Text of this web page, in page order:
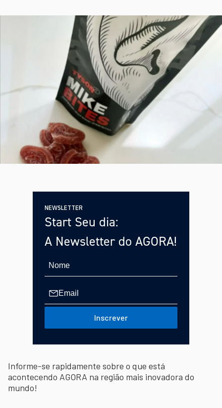
NEWSLETTER
Start Seu dia:
A Newsletter do AGORA!
Inscrever
Informe-se rapidamente sobre o que está
acontecendo AGORA na região mais inovadora do
mundo!